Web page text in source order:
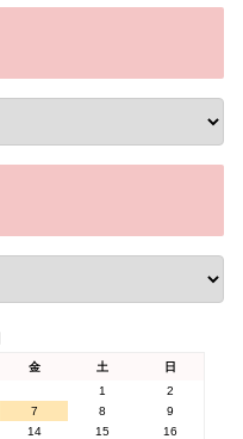
金 土
日
1
2
7 8
9
14 15
16